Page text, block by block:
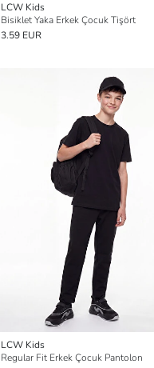
LCW Kids
Bisiklet Yaka Erkek Çocuk Tişört
3.59 EUR
LCW Kids
Regular Fit Erkek Çocuk Pantolon